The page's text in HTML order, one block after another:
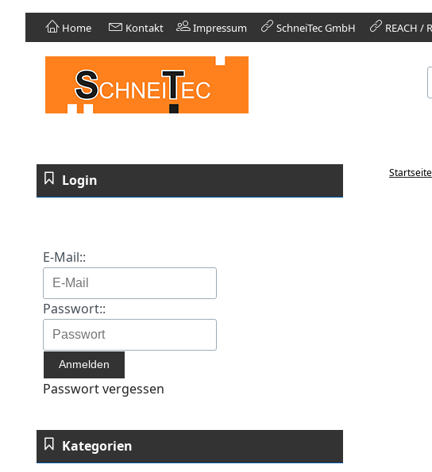
Home Kontakt Impressum SchneiTec GmbH REACH /
Login
E-Mail::
Passwort::
Passwort vergessen
Kategorien
Startseite